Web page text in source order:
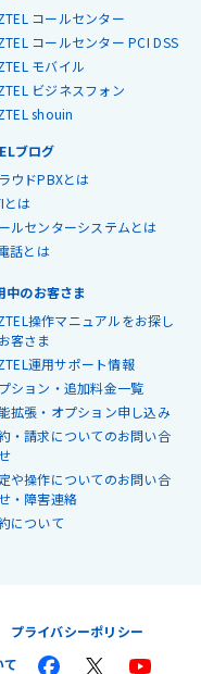
コールセンター
コールセンター PCI DSS
モバイル
ビジネスフォン
shouin
ブログ
ウドPBXとは
とは
ルセンターシステムとは
話とは
中のお客さま
操作マニュアルをお探し
客さま
運用サポート情報
ション・追加料金一覧
拡張・オプション申し込み
・請求についてのお問い合
や操作についてのお問い合
・障害連絡
について
プライバシーポリシー
て